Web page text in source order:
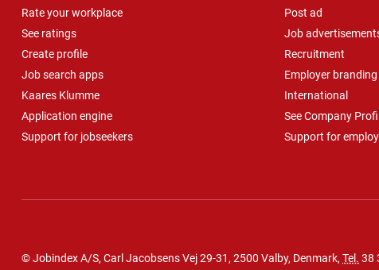
Rate your workplace
See ratings
Create profile
Job search apps
Kaares Klumme
Application engine
Support for jobseekers
Post ad
Job
Recruitment
Employer branding
International
See Company
Support for
© Jobindex A/S, Carl Jacobsens Vej 29-31, 2500 Valby, Denmark, Tel. 38